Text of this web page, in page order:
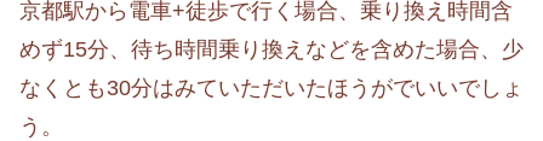
京都駅から電車+徒歩で行く場合、乗り換え時間含
めず15分、待ち時間乗り換えなどを含めた場合、少
なくとも30分はみていただいたほうがでいいでしょ
う。